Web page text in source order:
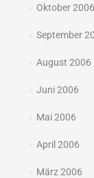
Oktober 2006
September
August 2006
Juni 2006
Mai 2006
April 2006
März 2006